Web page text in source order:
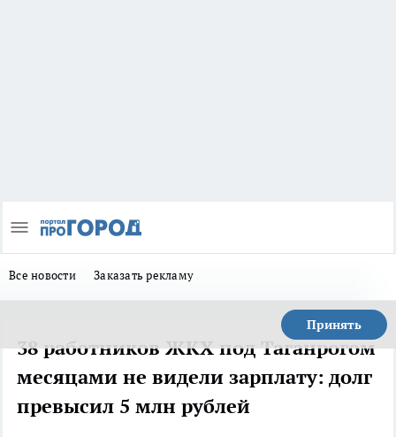
Все новости Заказать рекламу
Принять
38 работников ЖКХ под Таганрогом
месяцами не видели зарплату: долг
превысил 5 млн рублей